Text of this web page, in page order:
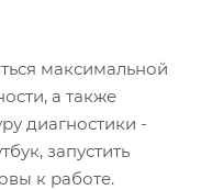
максимальной
а также
диагностики -
запустить
к работе.